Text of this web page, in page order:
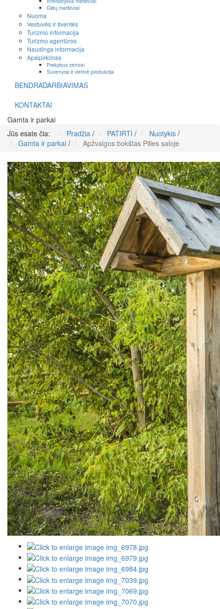
Gidų maršrutai
Nuoma
Vestuvės ir šventės
Turizmo informacija
Turizmo agentūros
Naudinga informacija
Apsipirkimas
Prekybos centrai
Suvenyrai ir vietinė produkcija
BENDRADARBIAVIMAS
KONTAKTAI
Gamta ir parkai
Jūs esate čia:
Pradžia / PATIRTI / Nuotykis /
Gamta ir parkai / Apžvalgos bokštas Pilies saloje